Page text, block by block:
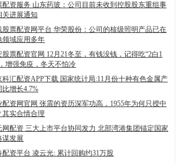
配资服务 山东药玻：公司目前未收到控股股东重组事
关进展通知
股票配资网平台 华荣股份：公司的核级照明产品已在
领域应用多年
股票配资官网 12月21冬至，有钱没钱，记得吃“2白1
增强免疫，冬天不怕冷
科汇配资APP下载 国家统计局:11月份十种有色金属产
比增长4.7%
配资网官网 张震的资历深军功高，1955年为何只授中
其实合情合理
网配资 三大上市平台协同发力 北部湾港集团锚定国家
谋发展
配资平台 凌云光: 累计回购约31万股